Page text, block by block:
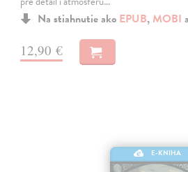
Na stiahnutie ako EPUB, MOBI a
12,90 €
E-KNIHA